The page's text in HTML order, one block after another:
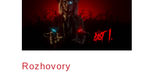
Rozhovory